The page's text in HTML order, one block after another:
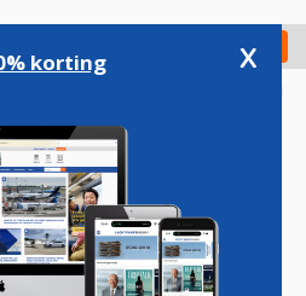
Check in
Vacatures
korting x